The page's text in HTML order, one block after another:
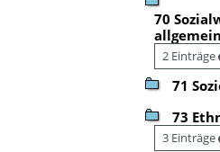
70
allgemein
2 Einträge
71
73
3 Einträge